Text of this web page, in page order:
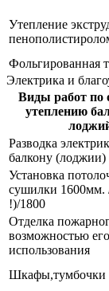
Утепление
Фольгированная
Электрика и
Виды работ по
утеплению
Разводка
балкону (лоджии)
Установка
сушилки
!)/1800
Отделка
возможностью его
использования
Шкафы,тумбочки